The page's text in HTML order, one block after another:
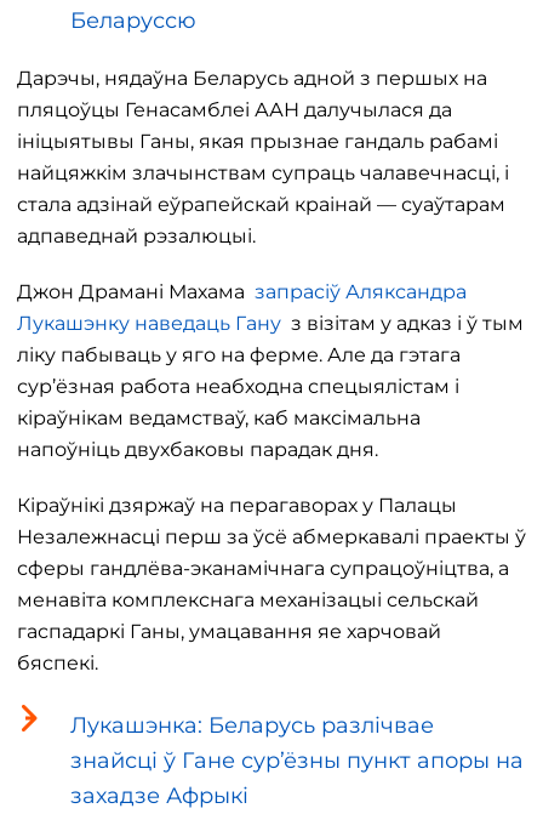
Беларуссю
Дарэчы, нядаўна Беларусь адной з першых на
пляцоўцы Генасамблеі ААН далучылася да
ініцыятывы Ганы, якая прызнае гандаль рабамі
найцяжкім злачынствам супраць чалавечнасці, і
стала адзінай еўрапейскай краінай — суаўтарам
адпаведнай рэзалюцыі.
Джон Драмані Махама запрасіў Аляксандра
Лукашэнку наведаць Гану з візітам у адказ і ў тым
ліку пабываць у яго на ферме. Але да гэтага
сур’ёзная работа неабходна спецыялістам і
кіраўнікам ведамстваў, каб максімальна
напоўніць двухбаковы парадак дня.
Кіраўнікі дзяржаў на перагаворах у Палацы
Незалежнасці перш за ўсё абмеркавалі праекты ў
сферы гандлёва-эканамічнага супрацоўніцтва, а
менавіта комплекснага механізацыі сельскай
гаспадаркі Ганы, умацавання яе харчовай
бяспекі.
Лукашэнка: Беларусь разлічвае
знайсці ў Гане сур’ёзны пункт апоры на
захадзе Афрыкі